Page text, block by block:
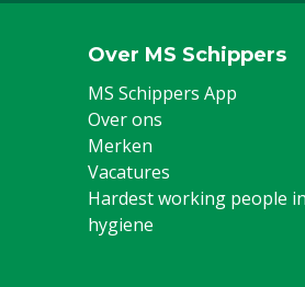
Over MS Schippers
MS Schippers App
Over ons
Merken
Vacatures
Hardest working people in
hygiene